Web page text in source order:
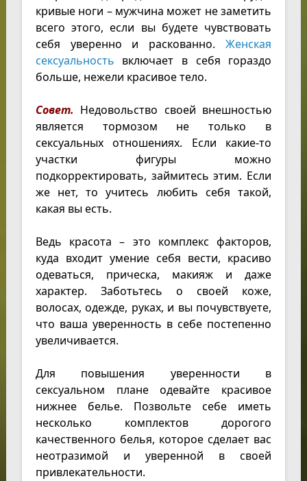
кривые ноги – мужчина может не заметить
всего этого, если вы будете чувствовать
себя уверенно и раскованно.Женская
сексуальность включает в себя гораздо
больше, нежели красивое тело.
Совет. Недовольство своей внешностью
является тормозом не только в
сексуальных отношениях. Если какие-то
участки фигуры можно
подкорректировать, займитесь этим. Если
же нет, то учитесь любить себя такой,
какая вы есть.
Ведь красота – это комплекс факторов,
куда входит умение себя вести, красиво
одеваться, прическа, макияж и даже
характер. Заботьтесь о своей коже,
волосах, одежде, руках, и вы почувствуете,
что ваша уверенность в себе постепенно
увеличивается.
Для повышения уверенности в
сексуальном плане одевайте красивое
нижнее белье. Позвольте себе иметь
несколько комплектов дорогого
качественного белья, которое сделает вас
неотразимой и уверенной в своей
привлекательности.